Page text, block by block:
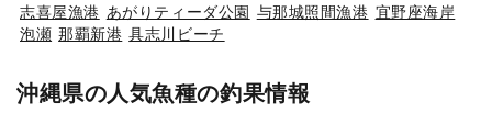
志喜屋漁港 あがりティーダ公園 与那城照間漁港 宜野座海岸
泡瀬 那覇新港 具志川ビーチ
沖縄県の人気魚種の釣果情報